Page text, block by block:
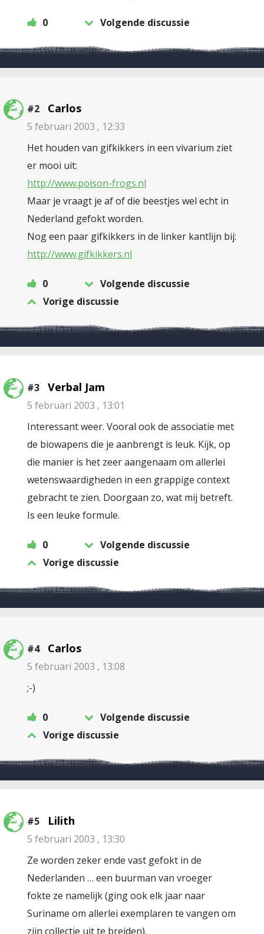
0 Volgende discussie
#2 Carlos
5 februari 2003 , 12:33
Het houden van gifkikkers in een vivarium ziet
er mooi uit:
http://www.poison-frogs.nl
Maar je vraagt je af of die beestjes wel echt in
Nederland gefokt worden.
Nog een paar gifkikkers in de linker kantlijn bij:
http://www.gifkikkers.nl
0
Volgende discussie
Vorige discussie
#3 Verbal Jam
5 februari 2003 , 13:01
Interessant weer. Vooral ook de associatie met
de biowapens die je aanbrengt is leuk. Kijk, op
die manier is het zeer aangenaam om allerlei
wetenswaardigheden in een grappige context
gebracht te zien. Doorgaan zo, wat mij betreft.
Is een leuke formule.
0
Volgende discussie
Vorige discussie
#4 Carlos
5 februari 2003 , 13:08
;-)
0
Volgende discussie
Vorige discussie
#5 Lilith
5 februari 2003 , 13:30
Ze worden zeker ende vast gefokt in de
Nederlanden … een buurman van vroeger
fokte ze namelijk (ging ook elk jaar naar
Suriname om allerlei exemplaren te vangen om
zijn collectie uit te breiden).